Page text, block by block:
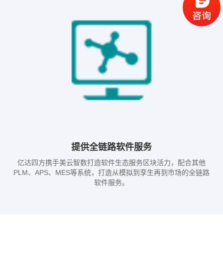
提供全链路软件服务
亿达四方携手美云智数打造软件生态服务区块活力，配合其他
PLM、APS、MES等系统，打造从模拟到孪生再到市场的全链路
软件服务。